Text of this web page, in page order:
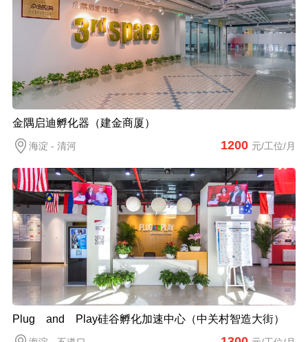
金隅启迪孵化器（建金商厦）
海淀 - 清河 1200 元/工位/月
Plug and Play硅谷孵化加速中心（中关村智造大街）